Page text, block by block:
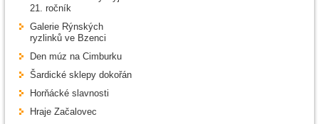
21. ročník
Galerie Rýnských
ryzlinků ve Bzenci
Den múz na Cimburku
Šardické sklepy dokořán
Horňácké slavnosti
Hraje Začalovec